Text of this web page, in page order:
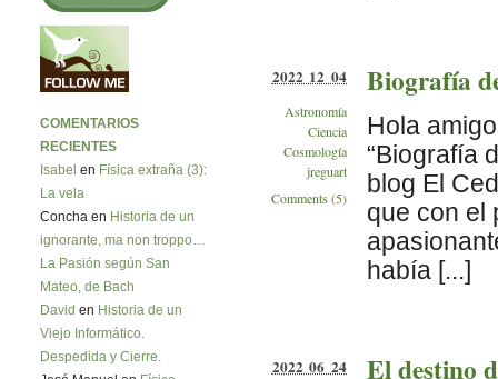
Biografía
Hola
“Biografía
blog El
que con el
había [...]
2022 12 04
Astronomía
Ciencia
Cosmología
jreguart
Comments (5)
El destino
2022 06 24
COMENTARIOS
RECIENTES
Isabel en Física extraña (3):
La vela
Concha en Historia de un
ignorante, ma non troppo…
La Pasión según San
Mateo, de Bach
David en Historia de un
Viejo Informático.
Despedida y Cierre.